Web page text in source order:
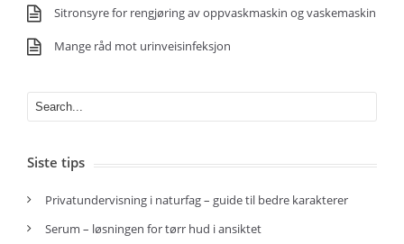
Sitronsyre for rengjøring av oppvaskmaskin og vaskemaskin
Mange råd mot urinveisinfeksjon
Siste tips
Privatundervisning i naturfag – guide til bedre karakterer
Serum – løsningen for tørr hud i ansiktet